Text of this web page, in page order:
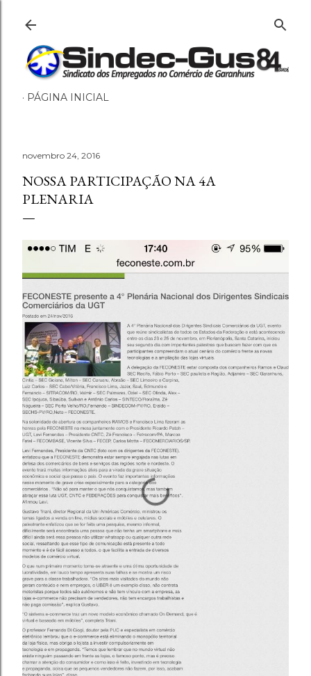
PÁGINA INICIAL
novembro 24, 2016
NOSSA PARTICIPAÇÃO NA 4A
PLENARIA